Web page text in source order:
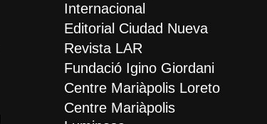
Internacional
Editorial Ciudad Nueva
Revista LAR
Fundació Igino Giordani
Centre Mariàpolis Loreto
Centre Mariàpolis